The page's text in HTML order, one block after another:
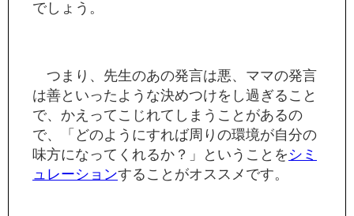
でしょう。
つまり、先生のあの発言は悪、ママの発言
は善といったような決めつけをし過ぎること
で、かえってこじれてしまうことがあるの
で、「どのようにすれば周りの環境が自分の
味方になってくれるか？」ということをシミ
ュレーションすることがオススメです。